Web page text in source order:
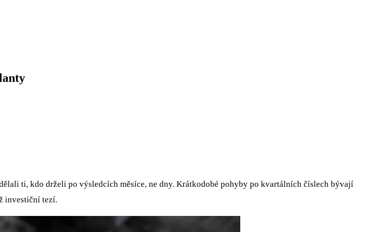
ti, kdo drželi po výsledcích měsíce, ne dny. Krátkodobé pohyby po kvartálních číslech bývají
investiční tezí.